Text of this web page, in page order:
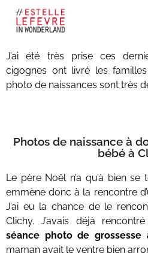
J’ai été très prise ces
cigognes ont livré les
photo de naissances sont très
Photos de naissance à
bébé à
Le père Noël n’a qu’à bien
emmène donc à la rencontre
J’ai eu la chance de le
Clichy. J’avais déjà
séance photo de grossesse
maman avait le ventre bien